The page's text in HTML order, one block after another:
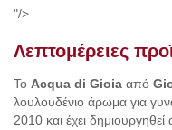
"/>
Λεπτομέρειες
Το Acqua di Gioia από
λουλουδένιο άρωμα για
2010 και έχει